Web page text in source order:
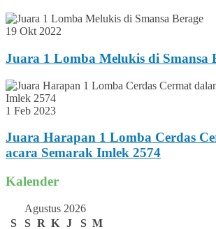
19 Okt 2022
Juara 1 Lomba Melukis di Smansa
1 Feb 2023
Juara Harapan 1 Lomba Cerdas
acara Semarak Imlek 2574
Kalender
Agustus 2026
S
S R K J S M